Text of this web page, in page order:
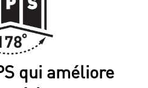
qui améliore